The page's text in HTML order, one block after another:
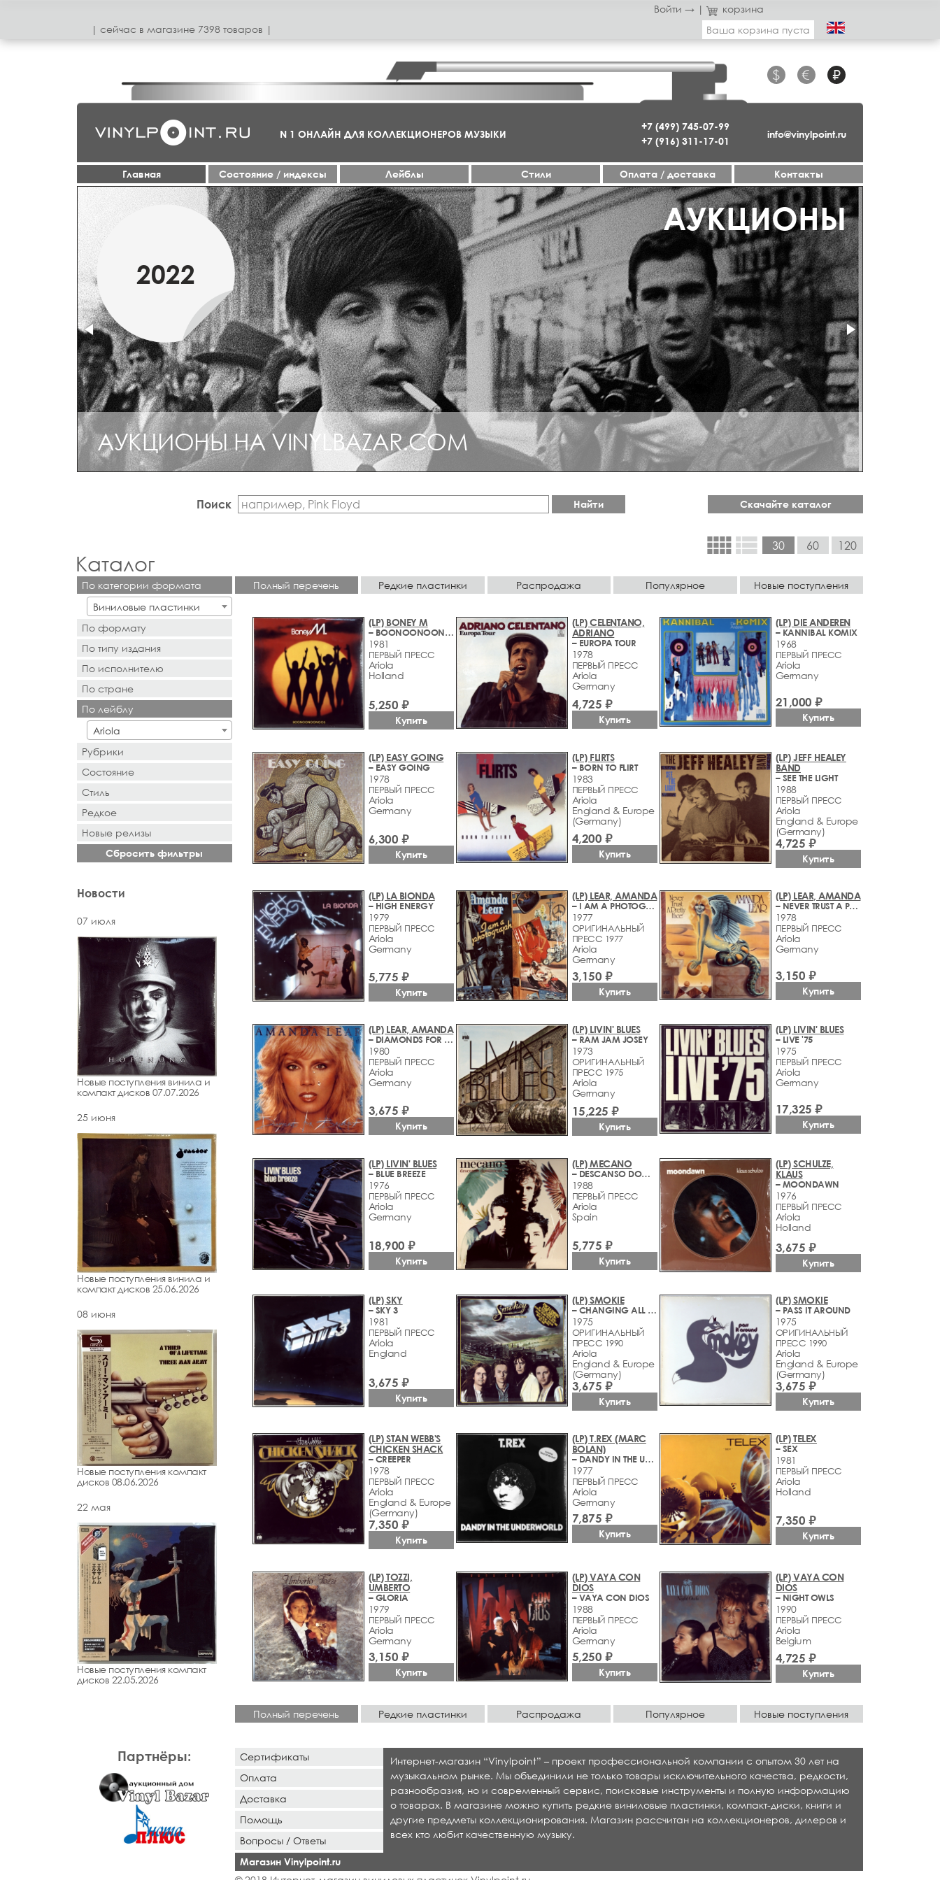
Войти → |
корзина
| сeйчас в магазинe 7398 товаров |
Ваша корзина пуста
+7 (499) 745-07-99
+7 (916) 311-17-01
$ € ₽
info@vinylpoint.ru
N 1 ОНЛАЙН ДЛЯ КОЛЛЕКЦИОНЕРОВ МУЗЫКИ
Главная Cостояние / индексы Лейблы Стили Оплата / доставка Контакты
АУКЦИОНЫ
2022
АУКЦИОНЫ НА VINYLBAZAR.COM
ДЖАЗ
1950-70
РЕДКИЙ И КОЛЛЕКЦИОННЫЙ ДЖАЗ
Поиск Найти Скачайте каталог
view_comfyview_list 30 60 120
Каталог
По категории формата
Виниловые пластинки
По формату
- Выбор -
По типу издания
- Выбор -
По исполнителю
- Поиск или выбор -
По стране
- Поиск или выбор -
По лейблу
Ariola
Рубрики
Состояние
Стиль
Редкое
Новыe рeлизы
Сбросить фильтры
Новости
07 июля
Новые поступления винила и
компакт дисков 07.07.2026
25 июня
Новые поступления винила и
компакт дисков 25.06.2026
08 июня
Новые поступления компакт
дисков 08.06.2026
22 мая
Новые поступления компакт
дисков 22.05.2026
Полный перечень Редкие пластинки Распродажа Популярное Новые поступления
(LP) BONEY M
– BOONOONOONOOS
1981
ПЕРВЫЙ ПРЕСС
Ariola
Holland
5,250 ₽
Купить
(LP) CELENTANO,
ADRIANO
– EUROPA TOUR
1978
ПЕРВЫЙ ПРЕСС
Ariola
Germany
4,725 ₽
Купить
(LP) DIE ANDEREN
– KANNIBAL KOMIX
1968
ПЕРВЫЙ ПРЕСС
Ariola
Germany
21,000 ₽
Купить
(LP) EASY GOING
– EASY GOING
1978
ПЕРВЫЙ ПРЕСС
Ariola
Germany
6,300 ₽
Купить
(LP) FLIRTS
– BORN TO FLIRT
1983
ПЕРВЫЙ ПРЕСС
Ariola
England & Europe
(Germany)
4,200 ₽
Купить
(LP) JEFF HEALEY
BAND
– SEE THE LIGHT
1988
ПЕРВЫЙ ПРЕСС
Ariola
England & Europe
(Germany)
4,725 ₽
Купить
(LP) LA BIONDA
– HIGH ENERGY
1979
ПЕРВЫЙ ПРЕСС
Ariola
Germany
5,775 ₽
Купить
(LP) LEAR, AMANDA
– I AM A PHOTOGRAPH
1977
ОРИГИНАЛЬНЫЙ
ПРЕСС 1977
Ariola
Germany
3,150 ₽
Купить
(LP) LEAR, AMANDA
– NEVER TRUST A PRETTY FACE
1978
ПЕРВЫЙ ПРЕСС
Ariola
Germany
3,150 ₽
Купить
(LP) LEAR, AMANDA
– DIAMONDS FOR BREAKFAST
1980
ПЕРВЫЙ ПРЕСС
Ariola
Germany
3,675 ₽
Купить
(LP) LIVIN' BLUES
– RAM JAM JOSEY
1973
ОРИГИНАЛЬНЫЙ
ПРЕСС 1975
Ariola
Germany
15,225 ₽
Купить
(LP) LIVIN' BLUES
– LIVE '75
1975
ПЕРВЫЙ ПРЕСС
Ariola
Germany
17,325 ₽
Купить
(LP) LIVIN' BLUES
– BLUE BREEZE
1976
ПЕРВЫЙ ПРЕСС
Ariola
Germany
18,900 ₽
Купить
(LP) MECANO
– DESCANSO DOMINICAL
1988
ПЕРВЫЙ ПРЕСС
Ariola
Spain
5,775 ₽
Купить
(LP) SCHULZE,
KLAUS
– MOONDAWN
1976
ПЕРВЫЙ ПРЕСС
Ariola
Holland
3,675 ₽
Купить
(LP) SKY
– SKY 3
1981
ПЕРВЫЙ ПРЕСС
Ariola
England
3,675 ₽
Купить
(LP) SMOKIE
– CHANGING ALL THE TIME
1975
ОРИГИНАЛЬНЫЙ
ПРЕСС 1990
Ariola
England & Europe
(Germany)
3,675 ₽
Купить
(LP) SMOKIE
– PASS IT AROUND
1975
ОРИГИНАЛЬНЫЙ
ПРЕСС 1990
Ariola
England & Europe
(Germany)
3,675 ₽
Купить
(LP) STAN WEBB'S
CHICKEN SHACK
– CREEPER
1978
ПЕРВЫЙ ПРЕСС
Ariola
England & Europe
(Germany)
7,350 ₽
Купить
(LP) T.REX (MARC
BOLAN)
– DANDY IN THE UNDERWORLD
1977
ПЕРВЫЙ ПРЕСС
Ariola
Germany
7,875 ₽
Купить
(LP) TELEX
– SEX
1981
ПЕРВЫЙ ПРЕСС
Ariola
Holland
7,350 ₽
Купить
(LP) TOZZI,
UMBERTO
– GLORIA
1979
ПЕРВЫЙ ПРЕСС
Ariola
Germany
3,150 ₽
Купить
(LP) VAYA CON
DIOS
– VAYA CON DIOS
1988
ПЕРВЫЙ ПРЕСС
Ariola
Germany
5,250 ₽
Купить
(LP) VAYA CON
DIOS
– NIGHT OWLS
1990
ПЕРВЫЙ ПРЕСС
Ariola
Belgium
4,725 ₽
Купить
Полный перечень Редкие пластинки Распродажа Популярное Новые поступления
Партнёры:
Сертификаты
Оплата
Доставка
Помощь
Вопросы / Ответы
Магазин Vinylpoint.ru
Интернет-магазин “Vinylpoint” – проект профессиональной компании с опытом 30 лет на
музыкальном рынке. Мы объединили не только товары исключительного качества, редкости,
разнообразия, но и современный сервис, поисковые инструменты и полную информацию
о товарах. В магазине можно купить редкие виниловые пластинки, компакт-диски, книги и
другие предметы коллекционирования. Магазин рассчитан на коллекционеров, дилеров и
всех кто любит качественную музыку.